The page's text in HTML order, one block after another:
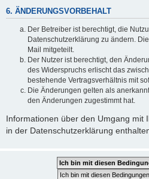
6. ÄNDERUNGSVORBEHALT
Der Betreiber ist berechtigt, die
Datenschutzerklärung zu ändern.
Mail mitgeteilt.
Der Nutzer ist berechtigt, den
des Widerspruchs erlischt das
bestehende Vertragsverhältnis mit
Die Änderungen gelten als
den Änderungen zugestimmt hat.
Informationen über den Umgang mit
in der Datenschutzerklärung